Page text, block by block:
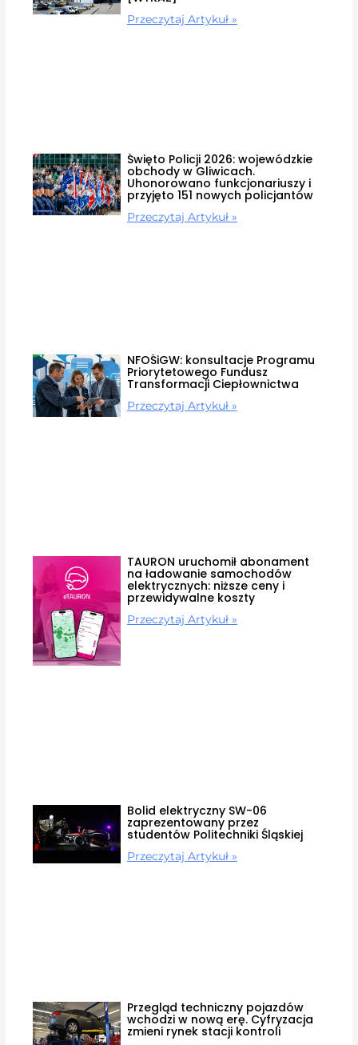
Przeczytaj Artykuł »
Święto Policji 2026: wojewódzkie
obchody w Gliwicach.
Uhonorowano funkcjonariuszy i
przyjęto 151 nowych policjantów
Przeczytaj Artykuł »
NFOŚiGW: konsultacje Programu
Priorytetowego Fundusz
Transformacji Ciepłownictwa
Przeczytaj Artykuł »
TAURON uruchomił abonament
na ładowanie samochodów
elektrycznych: niższe ceny i
przewidywalne koszty
Przeczytaj Artykuł »
Bolid elektryczny SW-06
zaprezentowany przez
studentów Politechniki Śląskiej
Przeczytaj Artykuł »
Przegląd techniczny pojazdów
wchodzi w nową erę. Cyfryzacja
zmieni rynek stacji kontroli